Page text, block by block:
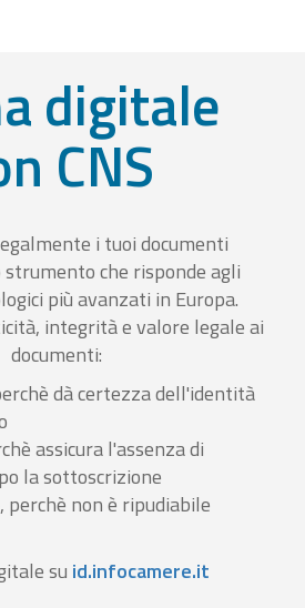
digitale
CNS
i tuoi documenti
che risponde agli
più avanzati in Europa.
integrità e valore legale ai
documenti:
dà certezza dell'identità
assicura l'assenza di
la sottoscrizione
perchè non è ripudiabile
su id.infocamere.it